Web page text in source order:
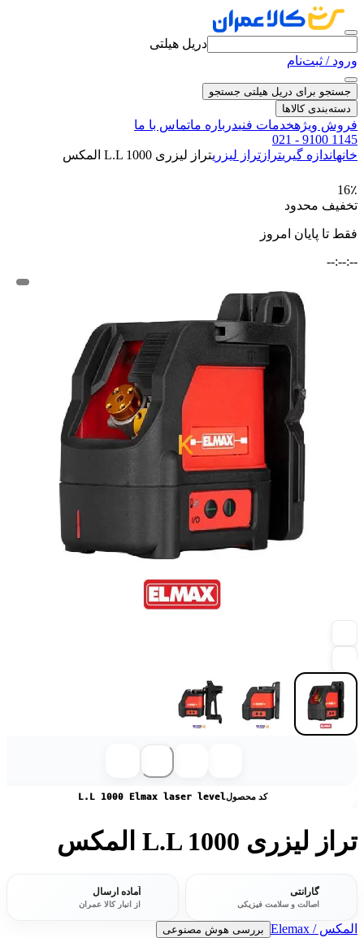
دریل هیلتی
ورود / ثبت‌نام
جستجو برای دریل هیلتی جستجو
دسته‌بندی کالاها
فروش ویژهخدمات فنیدرباره ماتماس با ما
021 - 9100 1145
خانهاندازه گیریتراز تراز لیزریتراز لیزری L.L 1000 المکس
16٪
تخفیف محدود
فقط تا پایان امروز
--:--:--
کد محصولL.L 1000 Elmax laser level
تراز لیزری L.L 1000 المکس
گارانتی
اصالت و سلامت فیزیکی
آماده ارسال
از انبار کالا عمران
المکس / Elemax بررسی هوش مصنوعی